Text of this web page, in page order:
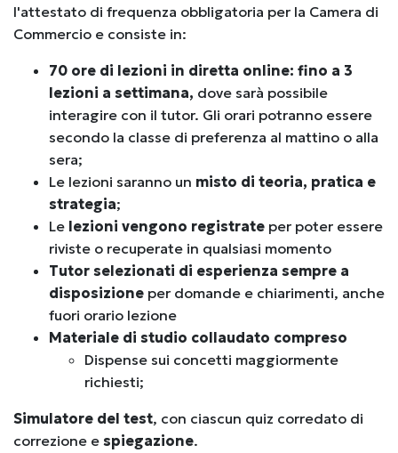
l'attestato di frequenza obbligatoria per la Camera di
Commercio e consiste in:
70 ore di lezioni in diretta online: fino a 3
lezioni a settimana, dove sarà possibile
interagire con il tutor. Gli orari potranno essere
secondo la classe di preferenza al mattino o alla
sera;
Le lezioni saranno un misto di teoria, pratica e
strategia;
Le lezioni vengono registrate per poter essere
riviste o recuperate in qualsiasi momento
Tutor selezionati di esperienza sempre a
disposizione per domande e chiarimenti, anche
fuori orario lezione
Materiale di studio collaudato compreso
Dispense sui concetti maggiormente
richiesti;
Simulatore del test, con ciascun quiz corredato di
correzione e spiegazione.